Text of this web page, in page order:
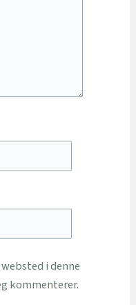
i denne
kommenterer.